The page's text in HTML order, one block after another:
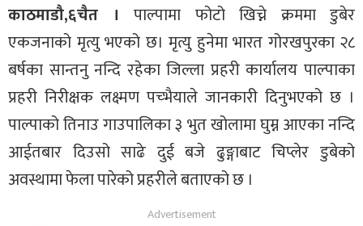
काठमाडौ,६चैत । पाल्पामा फोटो खिच्ने क्रममा डुबेर
एकजनाको मृत्यु भएको छ। मृत्यु हुनेमा भारत गोरखपुरका २८
बर्षका सान्तनु नन्दि रहेका जिल्ला प्रहरी कार्यालय पाल्पाका
प्रहरी निरीक्षक लक्ष्मण पच्भैयाले जानकारी दिनुभएको छ ।
पाल्पाको तिनाउ गाउपालिका ३ भुत खोलामा घुम्न आएका नन्दि
आईतबार दिउसो साढे दुई बजे ढुङ्गाबाट चिप्लेर डुबेको
अवस्थामा फेला पारेको प्रहरीले बताएको छ ।